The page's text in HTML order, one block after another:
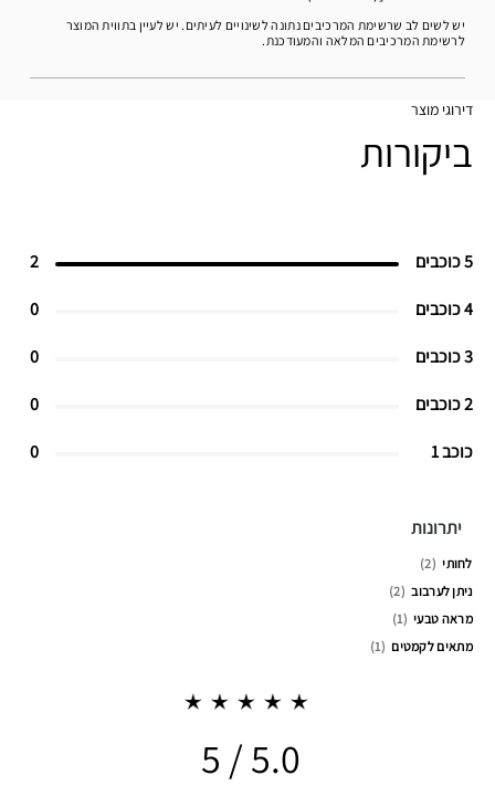
יש לשים לב שרשימת המרכיבים נתונה לשינויים לעיתים. יש לעיין בתווית המוצר
לרשימת המרכיבים המלאה והמעודכנת.
דירוגי מוצר
ביקורות
5 כוכבים 2
4 כוכבים 0
3 כוכבים 0
2 כוכבים 0
כוכב 1 0
יתרונות
לחותי
2
ניתן לערבוב
2
מראה טבעי
1
מתאים לקמטים
1
5.0